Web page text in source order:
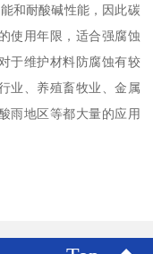
和耐酸碱性能，因此碳
使用年限，适合强腐蚀
于维护材料防腐蚀有较
业、养殖畜牧业、金属
雨地区等都大量的应用